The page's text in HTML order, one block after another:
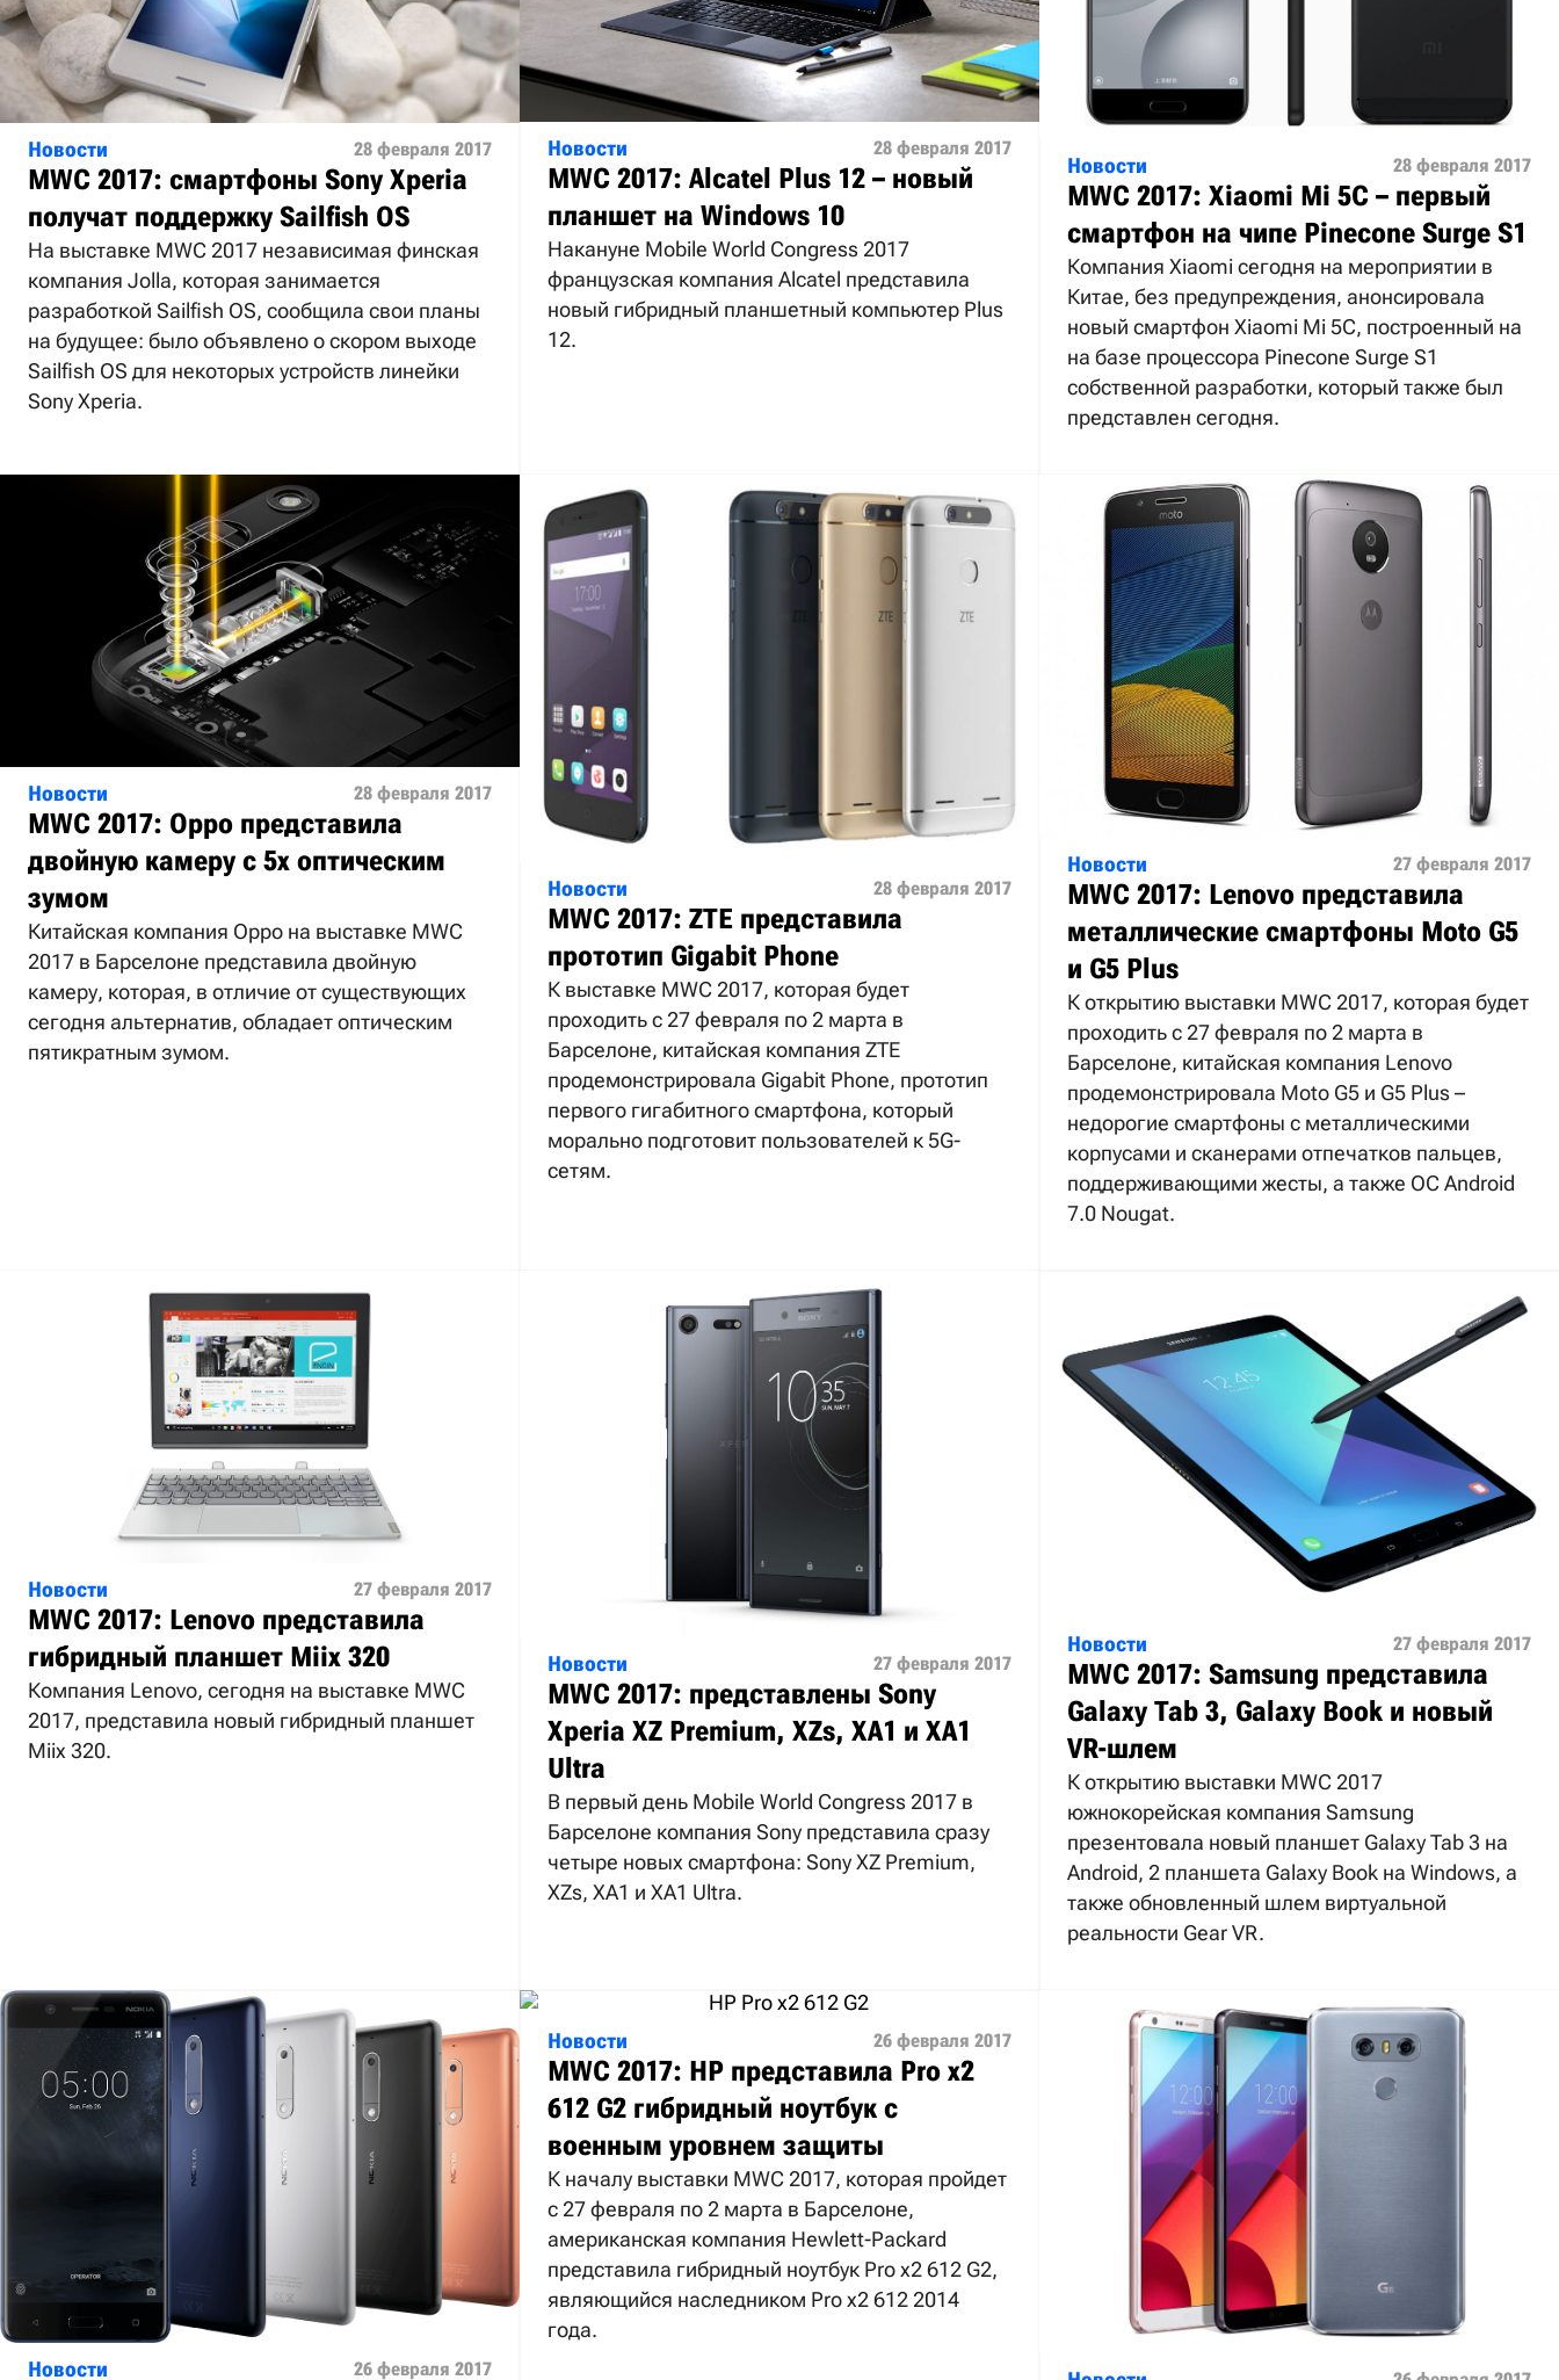
Новости 28 февраля 2017
MWC 2017: смартфоны Sony Xperia
получат поддержку Sailfish OS
На выставке MWC 2017 независимая финская
компания Jolla, которая занимается
разработкой Sailfish OS, сообщила свои планы
на будущее: было объявлено о скором выходе
Sailfish OS для некоторых устройств линейки
Sony Xperia.
Новости 28 февраля 2017
MWC 2017: Alcatel Plus 12 – новый
планшет на Windows 10
Накануне Mobile World Congress 2017
французская компания Alcatel представила
новый гибридный планшетный компьютер Plus
12.
Новости 28 февраля 2017
MWC 2017: Xiaomi Mi 5C – первый
смартфон на чипе Pinecone Surge S1
Компания Xiaomi сегодня на мероприятии в
Китае, без предупреждения, анонсировала
новый смартфон Xiaomi Mi 5C, построенный на
на базе процессора Pinecone Surge S1
собственной разработки, который также был
представлен сегодня.
Новости 28 февраля 2017
MWC 2017: Oppo представила
двойную камеру с 5x оптическим
зумом
Китайская компания Oppo на выставке MWC
2017 в Барселоне представила двойную
камеру, которая, в отличие от существующих
сегодня альтернатив, обладает оптическим
пятикратным зумом.
Новости 28 февраля 2017
MWC 2017: ZTE представила
прототип Gigabit Phone
К выставке MWC 2017, которая будет
проходить с 27 февраля по 2 марта в
Барселоне, китайская компания ZTE
продемонстрировала Gigabit Phone, прототип
первого гигабитного смартфона, который
морально подготовит пользователей к 5G-
сетям.
Новости 27 февраля 2017
MWC 2017: Lenovo представила
металлические смартфоны Moto G5
и G5 Plus
К открытию выставки MWC 2017, которая будет
проходить с 27 февраля по 2 марта в
Барселоне, китайская компания Lenovo
продемонстрировала Moto G5 и G5 Plus –
недорогие смартфоны с металлическими
корпусами и сканерами отпечатков пальцев,
поддерживающими жесты, а также ОС Android
7.0 Nougat.
Новости 27 февраля 2017
MWC 2017: Lenovo представила
гибридный планшет Miix 320
Компания Lenovo, сегодня на выставке MWC
2017, представила новый гибридный планшет
Miix 320.
Новости 27 февраля 2017
MWC 2017: представлены Sony
Xperia XZ Premium, XZs, XA1 и XA1
Ultra
В первый день Mobile World Congress 2017 в
Барселоне компания Sony представила сразу
четыре новых смартфона: Sony XZ Premium,
XZs, XA1 и XA1 Ultra.
Новости 27 февраля 2017
MWC 2017: Samsung представила
Galaxy Tab 3, Galaxy Book и новый
VR-шлем
К открытию выставки MWC 2017
южнокорейская компания Samsung
презентовала новый планшет Galaxy Tab 3 на
Android, 2 планшета Galaxy Book на Windows, а
также обновленный шлем виртуальной
реальности Gear VR.
Новости 26 февраля 2017
Новости 26 февраля 2017
MWC 2017: HP представила Pro x2
612 G2 гибридный ноутбук с
военным уровнем защиты
К началу выставки MWC 2017, которая пройдет
с 27 февраля по 2 марта в Барселоне,
американская компания Hewlett-Packard
представила гибридный ноутбук Pro x2 612 G2,
являющийся наследником Pro x2 612 2014
года.